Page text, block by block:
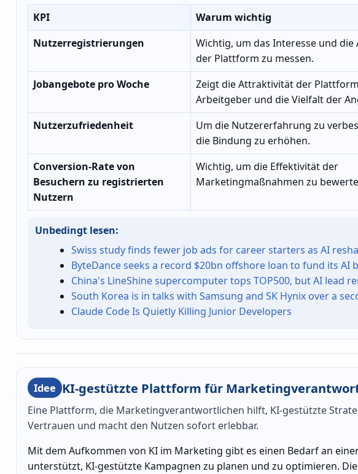
KPI Warum wichtig
Nutzerregistrierungen
Wichtig, um das Interesse und die
der Plattform zu messen.
Jobangebote pro Woche
Zeigt die Attraktivität der
Arbeitgeber und die Vielfalt der
Nutzerzufriedenheit
Um die Nutzererfahrung zu
die Bindung zu erhöhen.
Conversion-Rate von
Besuchern zu registrierten
Nutzern
Wichtig, um die Effektivität der
Marketingmaßnahmen zu
Unbedingt lesen:
Swiss study finds fewer job ads for career starters as AI
ByteDance seeks a record $20bn offshore loan to fund its AI
China's LineShine supercomputer tops TOP500, but AI lead
South Korea is in talks with Samsung and SK Hynix over a
Claude Code Is Quietly Killing Junior Developers
Idee KI-gestützte Plattform für
Eine Plattform, die Marketingverantwortlichen hilft, KI-gestützte
Vertrauen und macht den Nutzen sofort erlebbar.
Mit dem Aufkommen von KI im Marketing gibt es einen Bedarf an
unterstützt, KI-gestützte Kampagnen zu planen und zu optimieren.